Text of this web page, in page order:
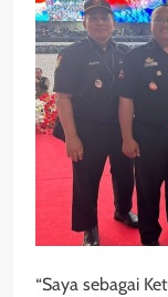
“Saya sebagai